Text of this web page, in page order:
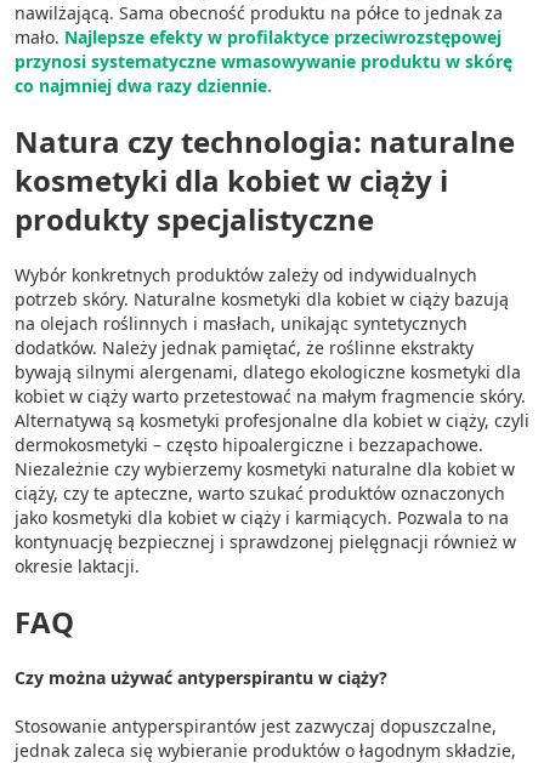
nawilżającą. Sama obecność produktu na półce to jednak za
mało. Najlepsze efekty w profilaktyce przeciwrozstępowej
przynosi systematyczne wmasowywanie produktu w skórę
co najmniej dwa razy dziennie.
Natura czy technologia: naturalne
kosmetyki dla kobiet w ciąży i
produkty specjalistyczne
Wybór konkretnych produktów zależy od indywidualnych
potrzeb skóry. Naturalne kosmetyki dla kobiet w ciąży bazują
na olejach roślinnych i masłach, unikając syntetycznych
dodatków. Należy jednak pamiętać, że roślinne ekstrakty
bywają silnymi alergenami, dlatego ekologiczne kosmetyki dla
kobiet w ciąży warto przetestować na małym fragmencie skóry.
Alternatywą są kosmetyki profesjonalne dla kobiet w ciąży, czyli
dermokosmetyki – często hipoalergiczne i bezzapachowe.
Niezależnie czy wybierzemy kosmetyki naturalne dla kobiet w
ciąży, czy te apteczne, warto szukać produktów oznaczonych
jako kosmetyki dla kobiet w ciąży i karmiących. Pozwala to na
kontynuację bezpiecznej i sprawdzonej pielęgnacji również w
okresie laktacji.
FAQ
Czy można używać antyperspirantu w ciąży?
Stosowanie antyperspirantów jest zazwyczaj dopuszczalne,
jednak zaleca się wybieranie produktów o łagodnym składzie,